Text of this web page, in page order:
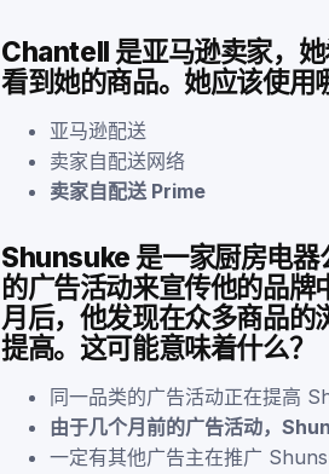
Chantell 是亚马逊卖家，
看到她的商品。她应该使用
亚马逊配送
卖家自配送网络
卖家自配送 Prime
Shunsuke 是一家厨房电器
的广告活动来宣传他的品
月后，他发现在众多商品
提高。这可能意味着什么？
同一品类的广告活动正在提高
由于几个月前的广告活动，
一定有其他广告主在推广